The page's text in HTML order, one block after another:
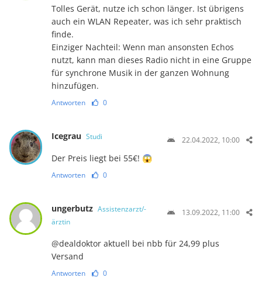
Tolles Gerät, nutze ich schon länger. Ist übrigens
auch ein WLAN Repeater, was ich sehr praktisch
finde.
Einziger Nachteil: Wenn man ansonsten Echos
nutzt, kann man dieses Radio nicht in eine Gruppe
für synchrone Musik in der ganzen Wohnung
hinzufügen.
Antworten 0
Icegrau Studi 22.04.2022, 10:00
Der Preis liegt bei 55€! 😱
Antworten 0
ungerbutz Assistenzarzt/-
ärztin
13.09.2022, 11:00
@dealdoktor aktuell bei nbb für 24,99 plus
Versand
Antworten 0